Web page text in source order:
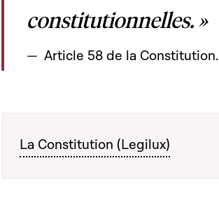
constitutionnelles. »
Article 58 de la Constitution.
La Constitution (Legilux)